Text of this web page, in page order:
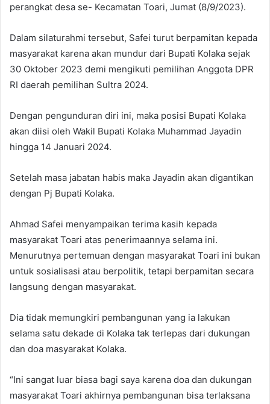
perangkat desa se- Kecamatan Toari, Jumat (8/9/2023).
Dalam silaturahmi tersebut, Safei turut berpamitan kepada
masyarakat karena akan mundur dari Bupati Kolaka sejak
30 Oktober 2023 demi mengikuti pemilihan Anggota DPR
RI daerah pemilihan Sultra 2024.
Dengan pengunduran diri ini, maka posisi Bupati Kolaka
akan diisi oleh Wakil Bupati Kolaka Muhammad Jayadin
hingga 14 Januari 2024.
Setelah masa jabatan habis maka Jayadin akan digantikan
dengan Pj Bupati Kolaka.
Ahmad Safei menyampaikan terima kasih kepada
masyarakat Toari atas penerimaannya selama ini.
Menurutnya pertemuan dengan masyarakat Toari ini bukan
untuk sosialisasi atau berpolitik, tetapi berpamitan secara
langsung dengan masyarakat.
Dia tidak memungkiri pembangunan yang ia lakukan
selama satu dekade di Kolaka tak terlepas dari dukungan
dan doa masyarakat Kolaka.
“Ini sangat luar biasa bagi saya karena doa dan dukungan
masyarakat Toari akhirnya pembangunan bisa terlaksana